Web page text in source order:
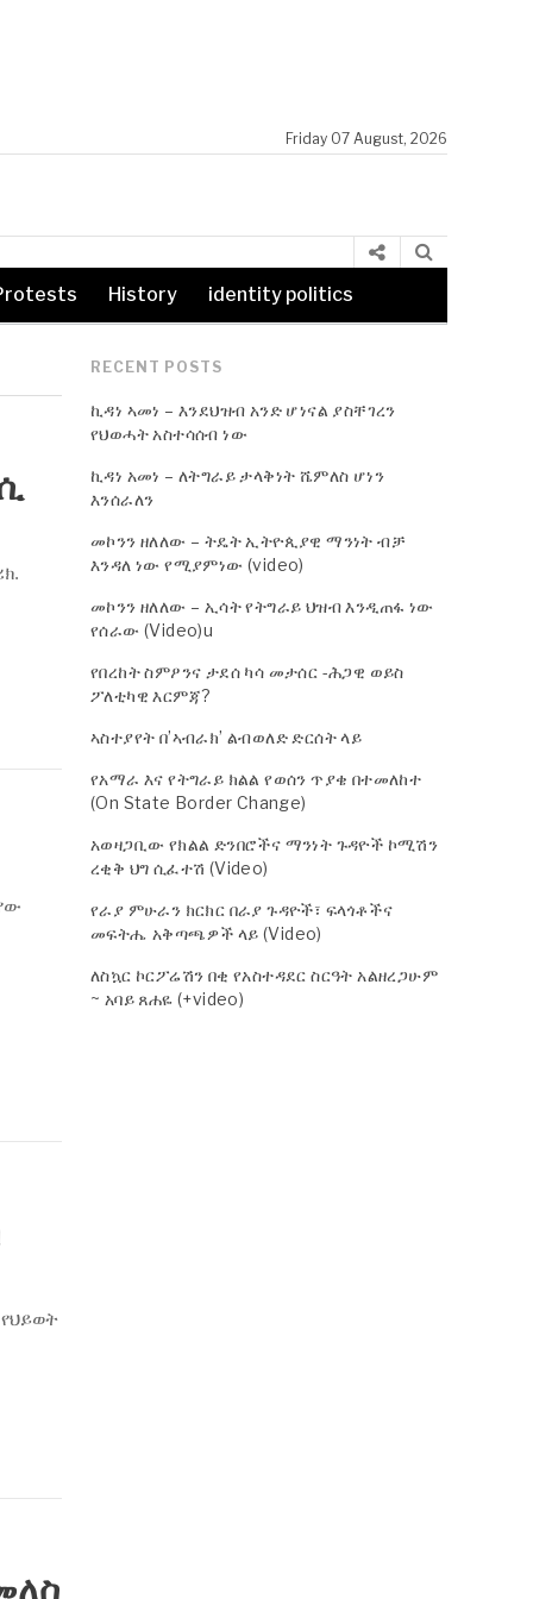
Friday 07 August, 2026
History identity politics
RECENT POSTS
ኪዳነ ኣመነ – እንደህዝብ አንድ ሆነናል ያስቸገረን
የህወሓት አስተሳሰብ ነው
ኪዳነ አመነ – ለትግራይ ታላቅነት ሼምለስ ሆነን
እንሰራለን
መኮንን ዘለለው – ትዴት ኢትዮጲያዊ ማንነት ብቻ
እንዳለ ነው የሚያምነው (video)
መኮንን ዘለለው – ኢሳት የትግራይ ህዝብ እንዲጠፋ ነው
የሰራው (Video)u
የበረከት ስምዖንና ታደሰ ካሳ መታሰር -ሕጋዊ ወይስ
ፖለቲካዊ እርምጃ?
ኣስተያየት በ’ኣብራክ’ ልብወለድ ድርሰት ላይ
የአማራ እና የትግራይ ክልል የወሰን ጥያቄ በተመለከተ
(On State Border Change)
አወዛጋቢው የክልል ድንበሮችና ማንነት ጉዳዮች ኮሚሽን
ረቂቅ ህግ ሲፈተሽ (Video)
የራያ ምሁራን ክርክር በራያ ጉዳዮች፣ ፍላጎቶችና
መፍትሔ አቅጣጫዎች ላይ (Video)
ለስኳር ኮርፖሬሽን በቂ የአስተዳደር ስርዓት አልዘረጋሁም
~ አባይ ጸሐዬ (+video)